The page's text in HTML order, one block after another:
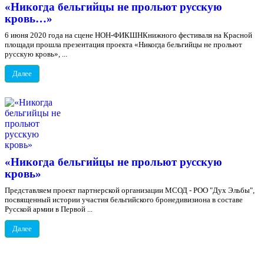
«Никогда бельгийцы не прольют русскую
кровь…»
6 июня 2020 года на сцене НОН-ФИКШНКнижного фестиваля на Красной
площади прошла презентация проекта «Никогда бельгийцы не прольют
русскую кровь», ...
Далее
«Никогда бельгийцы не прольют русскую
кровь»
Представляем проект партнерской организации МСОД - РОО "Дух Эльбы",
посвященный истории участия бельгийского бронедивизиона в составе
Русской армии в Первой ...
Далее